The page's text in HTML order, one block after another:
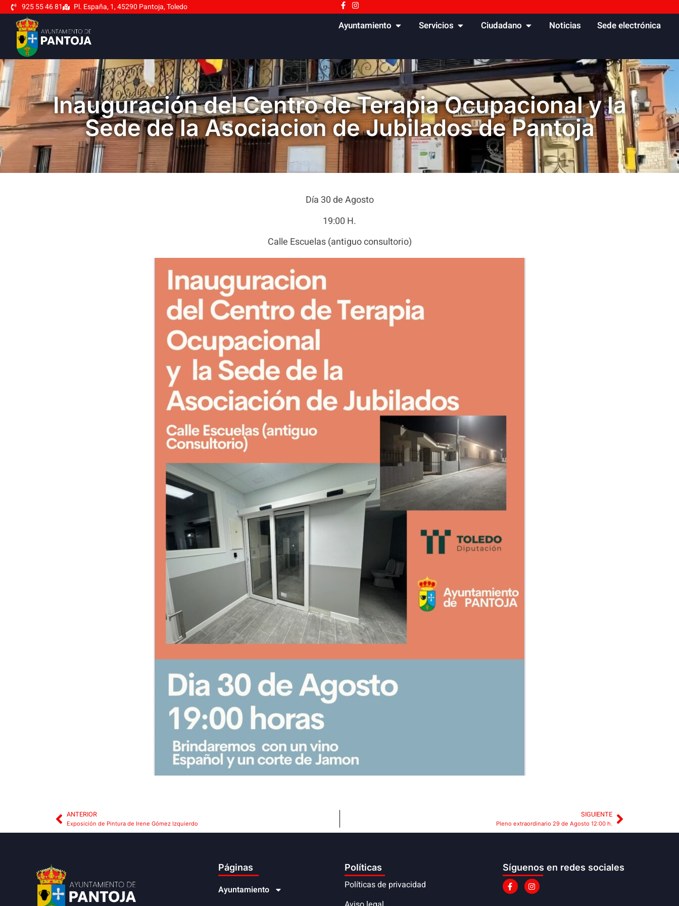
925 55 46 81 Pl. España, 1, 45290 Pantoja, Toledo
Ayuntamiento Servicios Ciudadano Noticias Sede electrónica
Inauguración del Centro de Terapia Ocupacional y la
Sede de la Asociacion de Jubilados de Pantoja
Día 30 de Agosto
19:00 H.
Calle Escuelas (antiguo consultorio)
ANTERIOR
Exposición de Pintura de Irene Gómez Izquierdo
SIGUIENTE
Pleno extraordinario 29 de Agosto 12:00 h.
Páginas
Ayuntamiento
Políticas
Políticas de privacidad
Síguenos en redes sociales